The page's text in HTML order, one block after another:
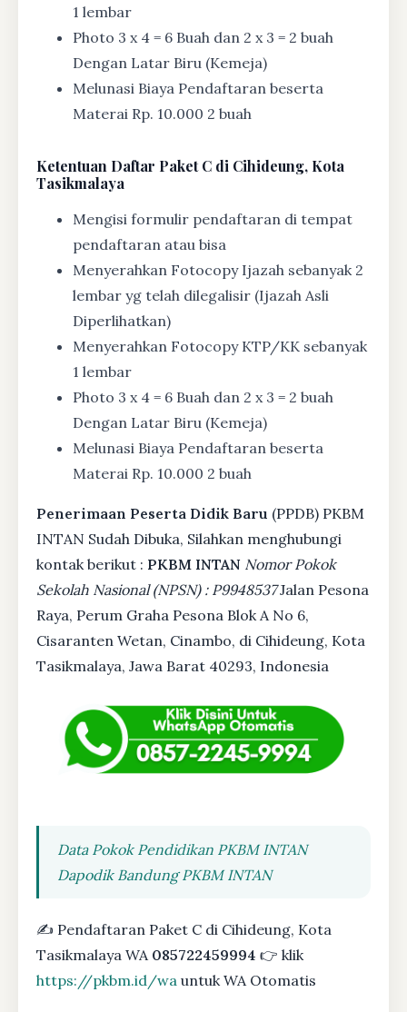
1 lembar
Photo 3 x 4 = 6 Buah dan 2 x 3 = 2 buah
Dengan Latar Biru (Kemeja)
Melunasi Biaya Pendaftaran beserta
Materai Rp. 10.000 2 buah
Ketentuan Daftar Paket C di Cihideung, Kota
Tasikmalaya
Mengisi formulir pendaftaran di tempat
pendaftaran atau bisa
Menyerahkan Fotocopy Ijazah sebanyak 2
lembar yg telah dilegalisir (Ijazah Asli
Diperlihatkan)
Menyerahkan Fotocopy KTP/KK sebanyak
1 lembar
Photo 3 x 4 = 6 Buah dan 2 x 3 = 2 buah
Dengan Latar Biru (Kemeja)
Melunasi Biaya Pendaftaran beserta
Materai Rp. 10.000 2 buah
Penerimaan Peserta Didik Baru (PPDB) PKBM
INTAN Sudah Dibuka, Silahkan menghubungi
kontak berikut : PKBM INTAN Nomor Pokok
Sekolah Nasional (NPSN) : P9948537Jalan Pesona
Raya, Perum Graha Pesona Blok A No 6,
Cisaranten Wetan, Cinambo, di Cihideung, Kota
Tasikmalaya, Jawa Barat 40293, Indonesia
Data Pokok Pendidikan PKBM INTAN
Dapodik Bandung PKBM INTAN
✍ Pendaftaran Paket C di Cihideung, Kota
Tasikmalaya WA 085722459994 👉 klik
https://pkbm.id/wa untuk WA Otomatis